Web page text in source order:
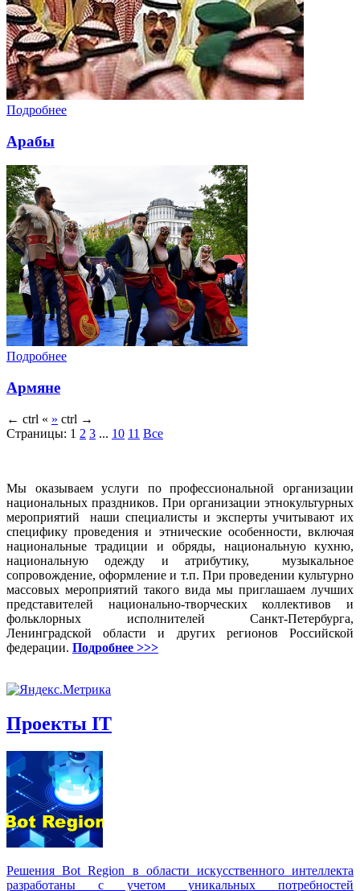
Подробнее
Арабы
Подробнее
Армяне
← ctrl « » ctrl →
Страницы: 1 2 3 ... 10 11 Все
Мы оказываем услуги по профессиональной организации
национальных праздников. При организации этнокультурных
мероприятий наши специалисты и эксперты учитывают их
специфику проведения и этнические особенности, включая
национальные традиции и обряды, национальную кухню,
национальную одежду и атрибутику, музыкальное
сопровождение, оформление и т.п. При проведении культурно
массовых мероприятий такого вида мы приглашаем лучших
представителей национально-творческих коллективов и
фольклорных исполнителей Санкт-Петербурга,
Ленинградской области и других регионов Российской
федерации. Подробнее >>>
Проекты IT
Решения Вot Region в области искусственного интеллекта
разработаны с учетом уникальных потребностей